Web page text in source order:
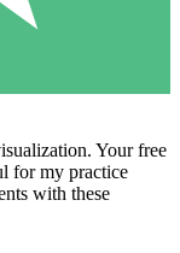
Your free
for my practice
with these